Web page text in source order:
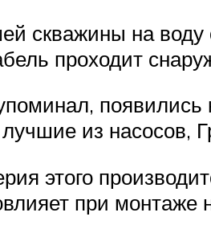
скважины на
проходит
из насосов,
этого
при монтаже